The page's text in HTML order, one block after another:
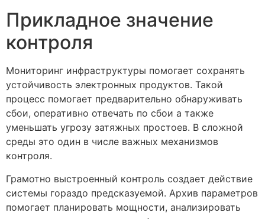
Прикладное значение
контроля
Мониторинг инфраструктуры помогает сохранять
устойчивость электронных продуктов. Такой
процесс помогает предварительно обнаруживать
сбои, оперативно отвечать по сбои а также
уменьшать угрозу затяжных простоев. В сложной
среды это один в числе важных механизмов
контроля.
Грамотно выстроенный контроль создает действие
системы гораздо предсказуемой. Архив параметров
помогает планировать мощности, анализировать